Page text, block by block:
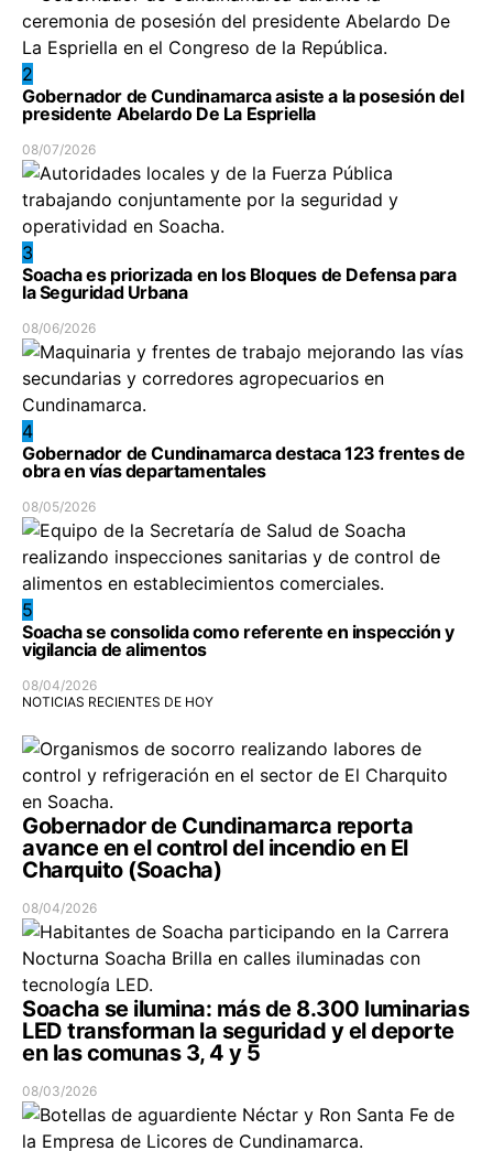
2
Gobernador de Cundinamarca asiste a la posesión del
presidente Abelardo De La Espriella
08/07/2026
3
Soacha es priorizada en los Bloques de Defensa para
la Seguridad Urbana
08/06/2026
4
Gobernador de Cundinamarca destaca 123 frentes de
obra en vías departamentales
08/05/2026
5
Soacha se consolida como referente en inspección y
vigilancia de alimentos
08/04/2026
NOTICIAS RECIENTES DE HOY
Gobernador de Cundinamarca reporta
avance en el control del incendio en El
Charquito (Soacha)
08/04/2026
Soacha se ilumina: más de 8.300 luminarias
LED transforman la seguridad y el deporte
en las comunas 3, 4 y 5
08/03/2026